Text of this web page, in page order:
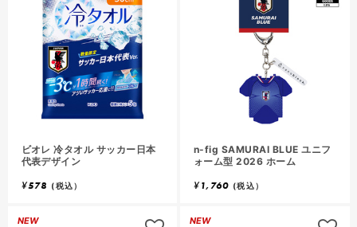
ビオレ 冷タオル サッカー日本
代表デザイン
¥578 (税込）
n-fig SAMURAI BLUE ユニフ
ォーム型 2026 ホーム
¥1,760 (税込）
NEW NEW